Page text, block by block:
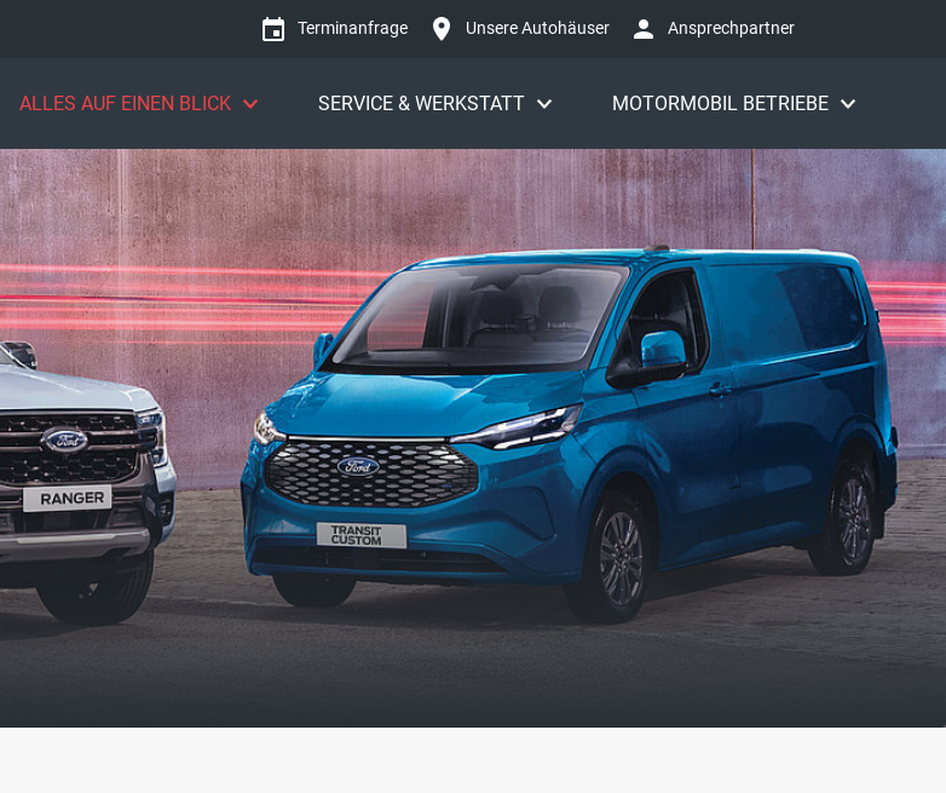
Terminanfrage Unsere Autohäuser Ansprechpartner
ALLES AUF EINEN BLICK SERVICE & WERKSTATT MOTORMOBIL BETRIEBE